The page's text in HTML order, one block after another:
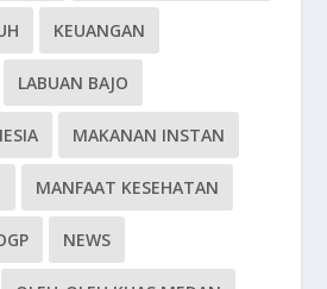
KEUANGAN
LABUAN BAJO
MAKANAN INSTAN
MANFAAT KESEHATAN
NEWS